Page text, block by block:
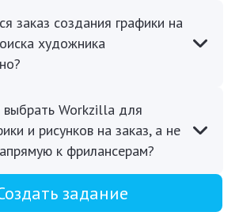
заказ создания графики на
художника
Workzilla для
и рисунков на заказ, а не
к фрилансерам?
задание